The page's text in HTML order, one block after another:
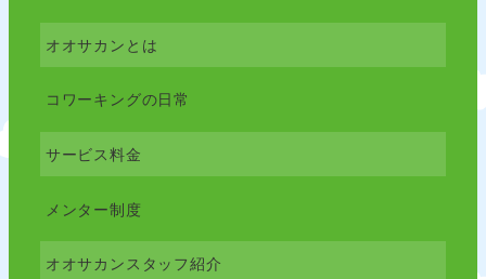
オオサカンとは
コワーキングの日常
サービス料金
メンター制度
オオサカンスタッフ紹介